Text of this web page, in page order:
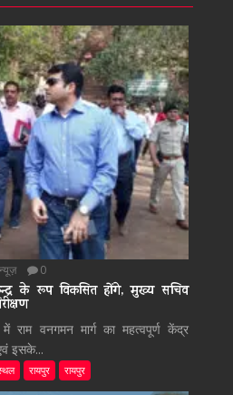
0
केन्द्र के रूप विकसित होंगे, मुख्य सचिव
राम वनगमन मार्ग का महत्वपूर्ण केंद्र
इसके...
रायपुर रायपुर